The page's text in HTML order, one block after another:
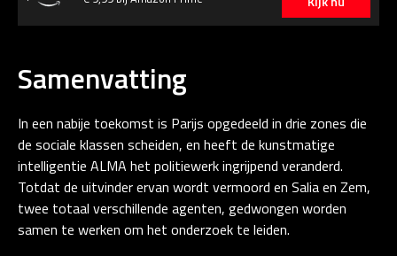
Samenvatting
In een nabije toekomst is Parijs opgedeeld in drie zones die
de sociale klassen scheiden, en heeft de kunstmatige
intelligentie ALMA het politiewerk ingrijpend veranderd.
Totdat de uitvinder ervan wordt vermoord en Salia en Zem,
twee totaal verschillende agenten, gedwongen worden
samen te werken om het onderzoek te leiden.